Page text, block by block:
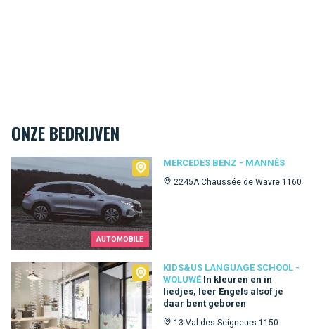
ONZE BEDRIJVEN
AUTOMOBILE
MERCEDES BENZ - MANNÈS
2245A Chaussée de Wavre 1160
Mercedes Benz - Mannès
KIDS&US LANGUAGE SCHOOL -
WOLUWÉ In kleuren en in
liedjes, leer Engels alsof je
daar bent geboren
13 Val des Seigneurs 1150
Kids&Us language school - Woluwé